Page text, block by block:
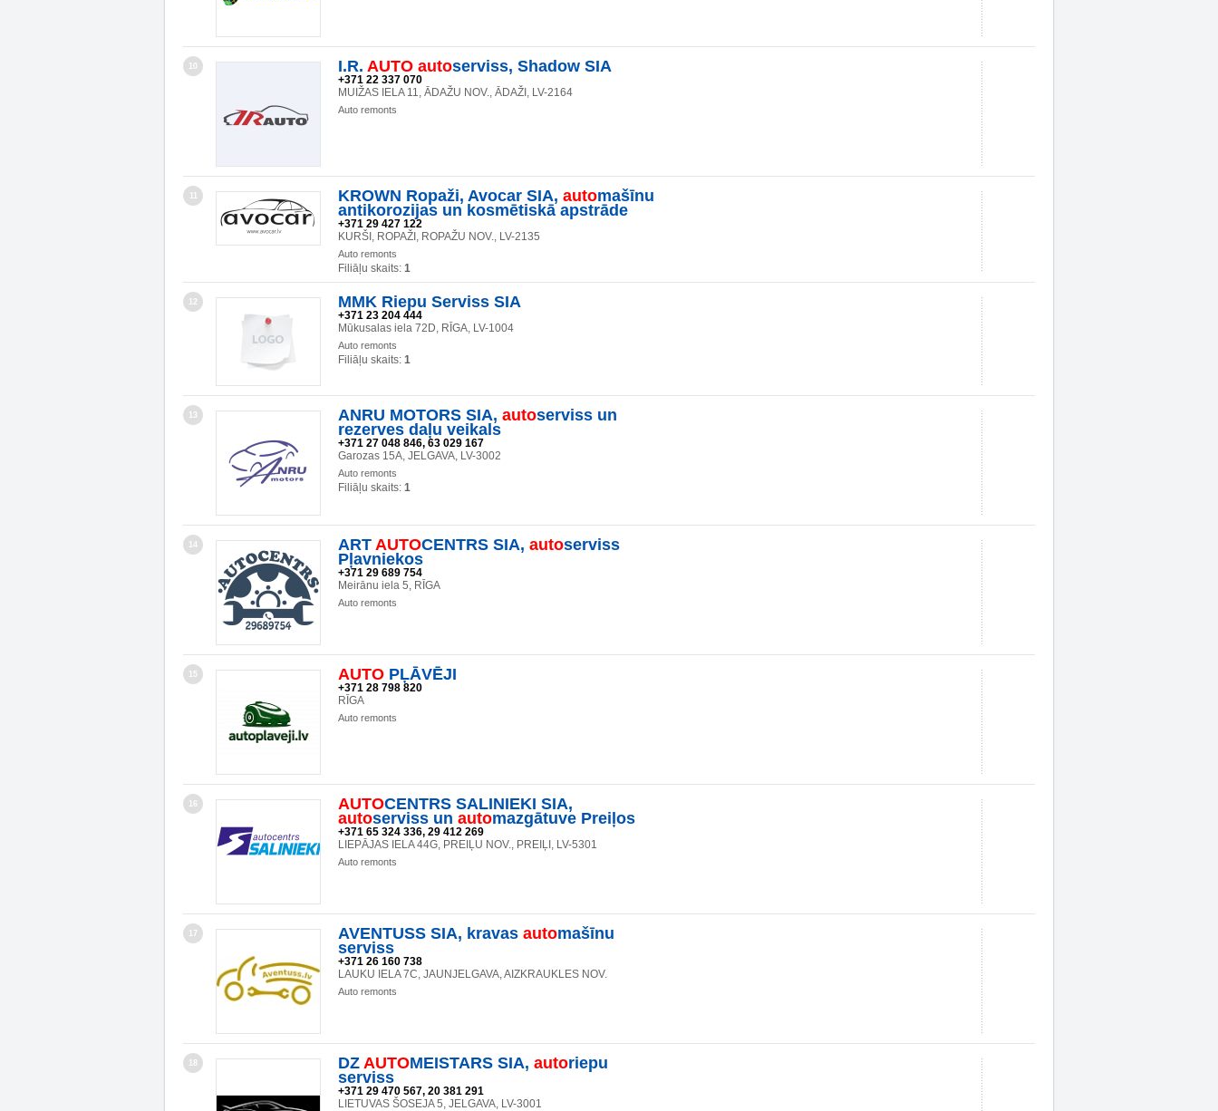
10 I.R. AUTO autoserviss, Shadow SIA
+371 22 337 070
MUIŽAS IELA 11, ĀDAŽU NOV., ĀDAŽI, LV-2164
Auto remonts
11 KROWN Ropaži, Avocar SIA, automašīnu
antikorozijas un kosmētiskā apstrāde
+371 29 427 122
KURŠI, ROPAŽI, ROPAŽU NOV., LV-2135
Auto remonts
Filiāļu skaits: 1
12 MMK Riepu Serviss SIA
+371 23 204 444
Mūkusalas iela 72D, RĪGA, LV-1004
Auto remonts
Filiāļu skaits: 1
13 ANRU MOTORS SIA, autoserviss un
rezerves daļu veikals
+371 27 048 846, 63 029 167
Garozas 15A, JELGAVA, LV-3002
Auto remonts
Filiāļu skaits: 1
14 ART AUTOCENTRS SIA, autoserviss
Pļavniekos
+371 29 689 754
Meirānu iela 5, RĪGA
Auto remonts
15 AUTO PĻĀVĒJI
+371 28 798 820
RĪGA
Auto remonts
16 AUTOCENTRS SALINIEKI SIA,
autoserviss un automazgātuve Preiļos
+371 65 324 336, 29 412 269
LIEPĀJAS IELA 44G, PREIĻU NOV., PREIĻI, LV-5301
Auto remonts
17 AVENTUSS SIA, kravas automašīnu
serviss
+371 26 160 738
LAUKU IELA 7C, JAUNJELGAVA, AIZKRAUKLES NOV.
Auto remonts
18 DZ AUTOMEISTARS SIA, autoriepu
serviss
+371 29 470 567, 20 381 291
LIETUVAS ŠOSEJA 5, JELGAVA, LV-3001